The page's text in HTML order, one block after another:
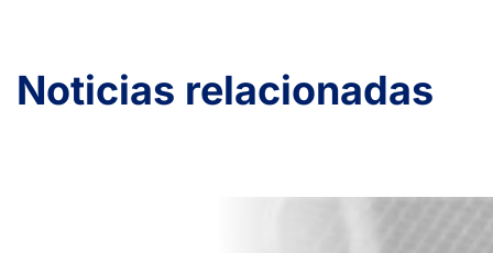
Noticias relacionadas